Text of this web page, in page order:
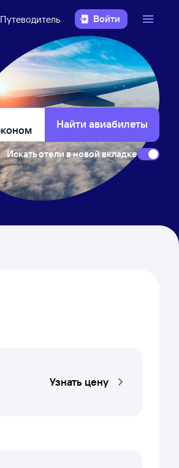
Путеводитель Войти
Найти авиабилеты
Искать отели в новой вкладке
Узнать цену